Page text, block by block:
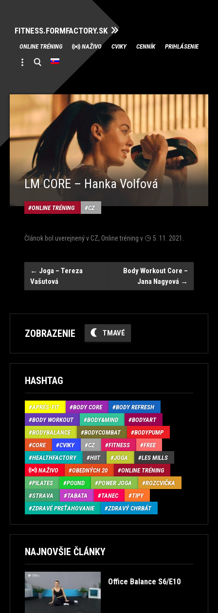
FITNESS.FORMFACTORY.SK
Skip
to
content
ONLINE TRÉNING NAŽIVO CVIKY CENNÍK PRIHLÁSENIE
LM CORE – Hanka Volfová
ONLINE TRÉNING CZ
Článok bol uverejnený vCZ, Online tréning v 5. 11. 2021
Post
navigation
← Joga – Tereza
Vašutová
Body Workout Core –
Jana Nagyová →
ZOBRAZENIE TMAVÉ
HASHTAG
APRÉS-FIT BODY CORE
BODY REFRESH
BODY WORKOUT
BODY&MIND
BODYART
BODYBALANCE
BODYCOMBAT
BODYPUMP
CORE
CVIKY CZ FITNESS
FREE
HEALTHFACTORY
HIIT JOGA
LES MILLS
NAŽIVO
OBEDNÝCH 20
ONLINE TRÉNING
PILATES
POUND POWER JOGA
ROZCVIČKA
STRAVA
TABATA TANEC
TIPY
ZDRAVÉ PREŤAHOVANIE
ZDRAVÝ CHRBÁT
NAJNOVŠIE ČLÁNKY
Office Balance S6/E10